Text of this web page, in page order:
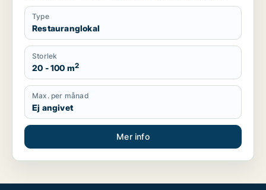
Type
Restauranglokal
Storlek
20 - 100 m2
Max. per månad
Ej angivet
Mer info